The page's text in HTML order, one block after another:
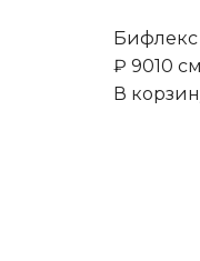
₽ 9010 см
В